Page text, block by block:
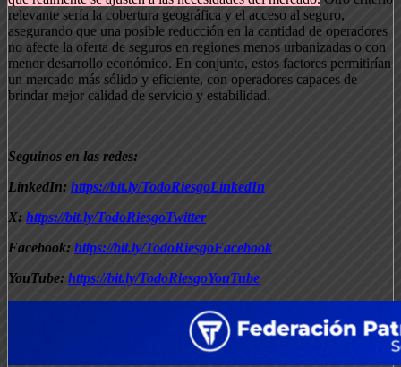
relevante sería la cobertura geográfica y el acceso al seguro,
asegurando que una posible reducción en la cantidad de operadores
no afecte la oferta de seguros en regiones menos urbanizadas o con
menor desarrollo económico. En conjunto, estos factores permitirían
un mercado más sólido y eficiente, con operadores capaces de
brindar mejor calidad de servicio y estabilidad.
Seguinos en las redes:
LinkedIn: https://bit.ly/TodoRiesgoLinkedIn
X: https://bit.ly/TodoRiesgoTwitter
Facebook: https://bit.ly/TodoRiesgoFacebook
YouTube: https://bit.ly/TodoRiesgoYouTube